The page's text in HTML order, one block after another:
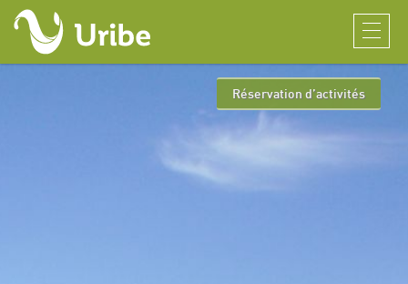
Réservation d’activités